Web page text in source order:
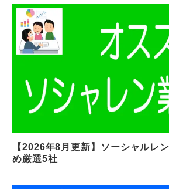
【2026年8月更新】ソーシャルレ
め厳選5社